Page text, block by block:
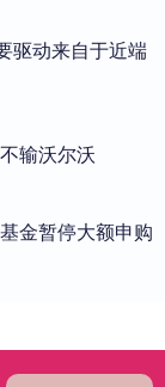
驱动来自于近端
输沃尔沃
金暂停大额申购